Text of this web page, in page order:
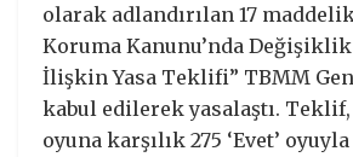
olarak adlandırılan 17
Koruma Kanunu’nda Değişiklik
İlişkin Yasa Teklifi” TBMM
kabul edilerek yasalaştı. Teklif,
oyuna karşılık 275 ‘Evet’